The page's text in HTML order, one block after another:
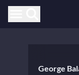
George